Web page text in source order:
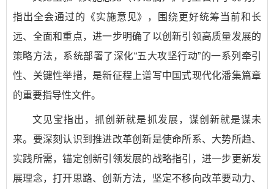
指出全会通过的《实施意见》，围绕更好统筹当前和长
远、全面和重点，进一步明确了以创新引领高质量发展的
策略方法，系统部署了深化“五大攻坚行动”的一系列牵引
性、关键性举措，是新征程上谱写中国式现代化潘集篇章
的重要指导性文件。
文见宝指出，抓创新就是抓发展，谋创新就是谋未
来。要深刻认识到推进改革创新是使命所系、大势所趋、
实践所需，锚定创新引领发展的战略指引，进一步更新发
展理念，打开思路、创新方法，坚定不移向改革要动力、